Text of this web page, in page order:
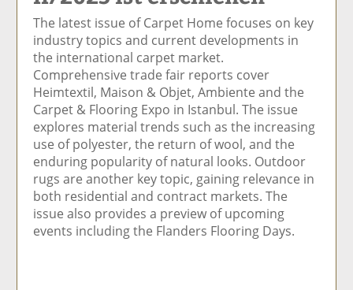
a
uf
ac
e
b
o
o
k
te
il
e
n
t
wi
er
n
a
uf
n
k
e
di
n
te
il
e
n
el
p
er
m
ai
l
v
er
se
n
n
D
The latest issue of Carpet Home focuses on key
industry topics and current developments in
the international carpet market.
Comprehensive trade fair reports cover
Heimtextil, Maison & Objet, Ambiente and the
Carpet & Flooring Expo in Istanbul. The issue
explores material trends such as the increasing
use of polyester, the return of wool, and the
enduring popularity of natural looks. Outdoor
rugs are another key topic, gaining relevance in
both residential and contract markets. The
issue also provides a preview of upcoming
events including the Flanders Flooring Days.